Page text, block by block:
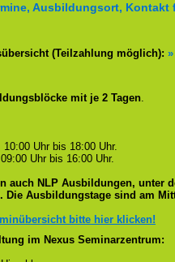
Ausbildungsort, Kontakt
(Teilzahlung möglich): »
mit je 2 Tagen.
Uhr bis 18:00 Uhr.
Uhr bis 16:00 Uhr.
auch NLP Ausbildungen, unter
Die Ausbildungstage sind am
bitte hier klicken!
im Nexus Seminarzentrum: